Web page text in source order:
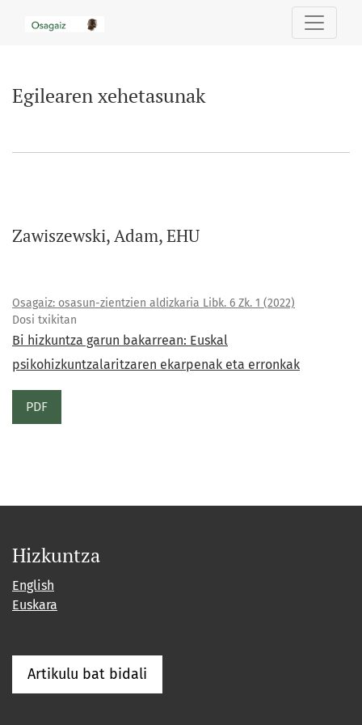
Egilearen xehetasunak
Zawiszewski, Adam, EHU
Osagaiz: osasun-zientzien aldizkaria Libk. 6 Zk. 1 (2022)
Dosi txikitan
Bi hizkuntza garun bakarrean: Euskal
psikohizkuntzalaritzaren ekarpenak eta erronkak
PDF
Hizkuntza
English
Euskara
Artikulu bat bidali